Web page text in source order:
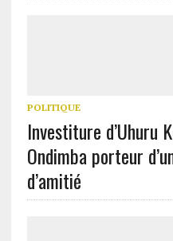
POLITIQUE
Investiture d’Uhuru
Ondimba porteur
d’amitié